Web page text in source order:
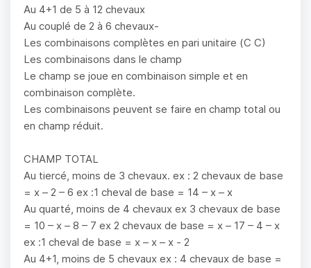
Au 4+1 de 5 à 12 chevaux
Au couplé de 2 à 6 chevaux-
Les combinaisons complètes en pari unitaire (C C)
Les combinaisons dans le champ
Le champ se joue en combinaison simple et en
combinaison complète.
Les combinaisons peuvent se faire en champ total ou
en champ réduit.
CHAMP TOTAL
Au tiercé, moins de 3 chevaux. ex : 2 chevaux de base
= x – 2 – 6 ex :1 cheval de base = 14 – x – x
Au quarté, moins de 4 chevaux ex 3 chevaux de base
= 10 – x – 8 – 7 ex 2 chevaux de base = x – 17 – 4 – x
ex :1 cheval de base = x – x – x - 2
Au 4+1, moins de 5 chevaux ex : 4 chevaux de base =